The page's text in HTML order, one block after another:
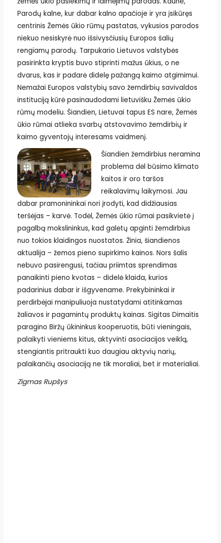
Parodų kalne, kur dabar kalno apačioje ir yra įsikūręs
centrinis Žemės ūkio rūmų pastatas, vykusios parodos
niekuo nesiskyrė nuo išsivysčiusių Europos šalių
rengiamų parodų. Tarpukario Lietuvos valstybės
pasirinkta kryptis buvo stiprinti mažus ūkius, o ne
dvarus, kas ir padarė didelę pažangą kaimo atgimimui.
Nemažai Europos valstybių savo žemdirbių savivaldos
instituciją kūrė pasinaudodami lietuvišku Žemės ūkio
rūmų modeliu. Šiandien, Lietuvai tapus ES nare, Žemės
ūkio rūmai atlieka svarbų atstovavimo žemdirbių ir
kaimo gyventojų interesams vaidmenį.
Šiandien žemdirbius neramina
problema dėl būsimo klimato
kaitos ir oro taršos
reikalavimų laikymosi. Jau
dabar pramonininkai nori įrodyti, kad didžiausias
teršėjas – karvė. Todėl, Žemės ūkio rūmai pasikvietė į
pagalbą mokslininkus, kad galėtų apginti žemdirbius
nuo tokios klaidingos nuostatos. Žinia, šiandienos
aktualija – žemos pieno supirkimo kainos. Nors šalis
nebuvo pasirengusi, tačiau priimtas sprendimas
panaikinti pieno kvotas – didelė klaida, kurios
padarinius dabar ir išgyvename. Prekybininkai ir
perdirbėjai manipuliuoja nustatydami atitinkamas
žaliavos ir pagamintų produktų kainas. Sigitas Dimaitis
paragino Biržų ūkininkus kooperuotis, būti vieningais,
palaikyti vieniems kitus, aktyvinti asociacijos veiklą,
stengiantis pritraukti kuo daugiau aktyvių narių,
palaikančių asociaciją ne tik moraliai, bet ir materialiai.
Zigmas Rupšys